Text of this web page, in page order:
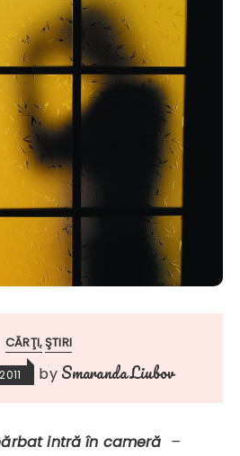
CĂRŢI ŞTIRI
by Smaranda Liubov
intră în cameră –